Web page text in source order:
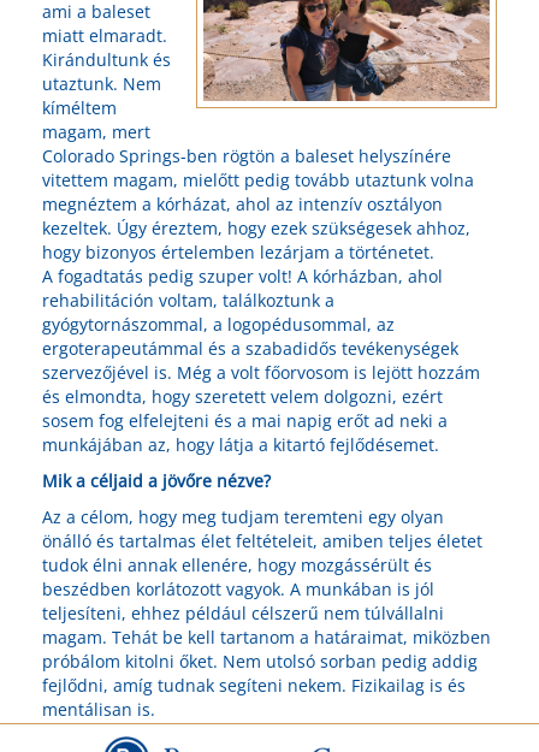
ami a baleset
miatt elmaradt.
Kirándultunk és
utaztunk. Nem
kíméltem
magam, mert
Colorado Springs-ben rögtön a baleset helyszínére
vitettem magam, mielőtt pedig tovább utaztunk volna
megnéztem a kórházat, ahol az intenzív osztályon
kezeltek. Úgy éreztem, hogy ezek szükségesek ahhoz,
hogy bizonyos értelemben lezárjam a történetet.
A fogadtatás pedig szuper volt! A kórházban, ahol
rehabilitáción voltam, találkoztunk a
gyógytornászommal, a logopédusommal, az
ergoterapeutámmal és a szabadidős tevékenységek
szervezőjével is. Még a volt főorvosom is lejött hozzám
és elmondta, hogy szeretett velem dolgozni, ezért
sosem fog elfelejteni és a mai napig erőt ad neki a
munkájában az, hogy látja a kitartó fejlődésemet.
Mik a céljaid a jövőre nézve?
Az a célom, hogy meg tudjam teremteni egy olyan
önálló és tartalmas élet feltételeit, amiben teljes életet
tudok élni annak ellenére, hogy mozgássérült és
beszédben korlátozott vagyok. A munkában is jól
teljesíteni, ehhez például célszerű nem túlvállalni
magam. Tehát be kell tartanom a határaimat, miközben
próbálom kitolni őket. Nem utolsó sorban pedig addig
fejlődni, amíg tudnak segíteni nekem. Fizikailag is és
mentálisan is.